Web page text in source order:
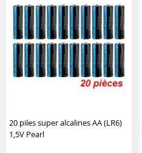
20 piles super alcalines AA (LR6)
1,5V Pearl